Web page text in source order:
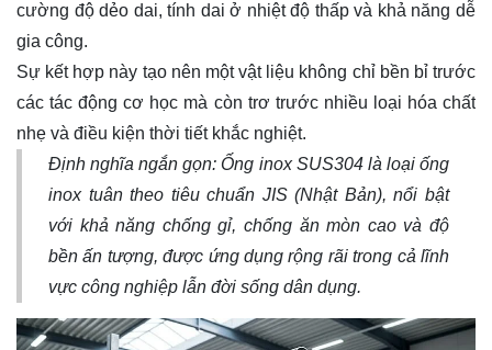
cường độ dẻo dai, tính dai ở nhiệt độ thấp và khả năng dễ
gia công.
Sự kết hợp này tạo nên một vật liệu không chỉ bền bỉ trước
các tác động cơ học mà còn trơ trước nhiều loại hóa chất
nhẹ và điều kiện thời tiết khắc nghiệt.
Định nghĩa ngắn gọn: Ống inox SUS304 là loại ống
inox tuân theo tiêu chuẩn JIS (Nhật Bản), nổi bật
với khả năng chống gỉ, chống ăn mòn cao và độ
bền ấn tượng, được ứng dụng rộng rãi trong cả lĩnh
vực công nghiệp lẫn đời sống dân dụng.